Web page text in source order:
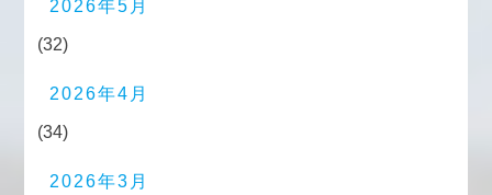
2026年5月
(32)
2026年4月
(34)
2026年3月